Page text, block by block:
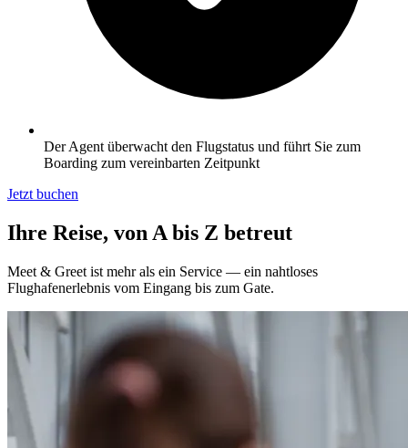
Der Agent überwacht den Flugstatus und führt Sie zum
Boarding zum vereinbarten Zeitpunkt
Jetzt buchen
Ihre Reise, von A bis Z betreut
Meet & Greet ist mehr als ein Service — ein nahtloses
Flughafenerlebnis vom Eingang bis zum Gate.